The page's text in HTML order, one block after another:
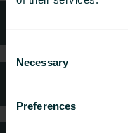
Consent
Selection
Necessary
Preferences